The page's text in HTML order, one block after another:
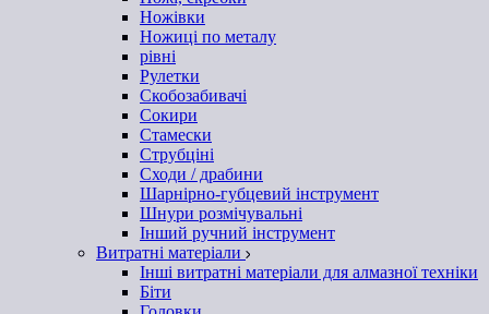
Ножівки
Ножиці по металу
рівні
Рулетки
Скобозабивачі
Сокири
Стамески
Струбціні
Сходи / драбини
Шарнірно-губцевий інструмент
Шнури розмічувальні
Інший ручний інструмент
Витратні матеріали
Інші витратні матеріали для алмазної техніки
Біти